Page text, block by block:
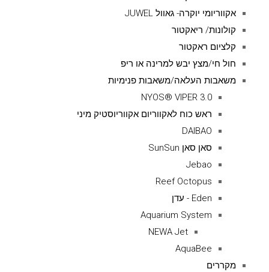
אקווריומי יוקרה- גאוול JUWEL
קולונות/ ריאקטור
קלציום ראקטור
חול חי/מצץ יבש למרינה או ריפ
משאבות העלאה/משאבות פנימיות
NYOS® VIPER 3.0
ראש כוח לאקווריום אקווריוסטיק מיני
DAIBAO
סאן סאן SunSun
Jebao
Reef Octopus
Eden - עדן
Aquarium System
NEWA Jet
AquaBee
מקררים